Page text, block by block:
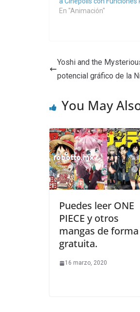
En "Animación"
Yoshi and the
potencial gráfico de la
You May
Puedes leer ONE
PIECE y otros
mangas de forma
gratuita.
16 marzo, 2020